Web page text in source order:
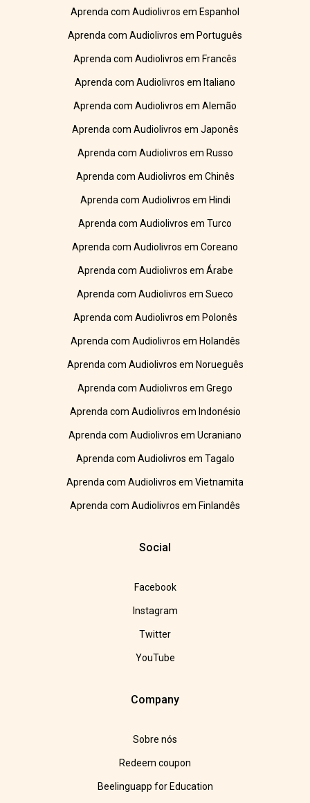
Aprenda com Audiolivros em Espanhol
Aprenda com Audiolivros em Português
Aprenda com Audiolivros em Francês
Aprenda com Audiolivros em Italiano
Aprenda com Audiolivros em Alemão
Aprenda com Audiolivros em Japonês
Aprenda com Audiolivros em Russo
Aprenda com Audiolivros em Chinês
Aprenda com Audiolivros em Hindi
Aprenda com Audiolivros em Turco
Aprenda com Audiolivros em Coreano
Aprenda com Audiolivros em Árabe
Aprenda com Audiolivros em Sueco
Aprenda com Audiolivros em Polonês
Aprenda com Audiolivros em Holandês
Aprenda com Audiolivros em Norueguês
Aprenda com Audiolivros em Grego
Aprenda com Audiolivros em Indonésio
Aprenda com Audiolivros em Ucraniano
Aprenda com Audiolivros em Tagalo
Aprenda com Audiolivros em Vietnamita
Aprenda com Audiolivros em Finlandês
Social
Facebook
Instagram
Twitter
YouTube
Company
Sobre nós
Redeem coupon
Beelinguapp for Education